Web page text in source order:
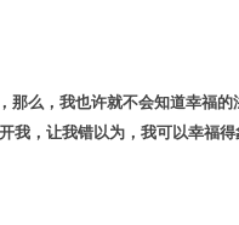
那么，我也许就不会知道幸福
我，让我错以为，我可以幸福